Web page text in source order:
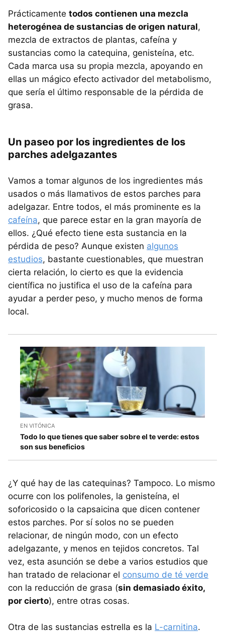
Prácticamente todos contienen una mezcla
heterogénea de sustancias de origen natural,
mezcla de extractos de plantas, cafeína y
sustancias como la catequina, genisteína, etc.
Cada marca usa su propia mezcla, apoyando en
ellas un mágico efecto activador del metabolismo,
que sería el último responsable de la pérdida de
grasa.
Un paseo por los ingredientes de los
parches adelgazantes
Vamos a tomar algunos de los ingredientes más
usados o más llamativos de estos parches para
adelgazar. Entre todos, el más prominente es la
cafeína, que parece estar en la gran mayoría de
ellos. ¿Qué efecto tiene esta sustancia en la
pérdida de peso? Aunque existen algunos
estudios, bastante cuestionables, que muestran
cierta relación, lo cierto es que la evidencia
científica no justifica el uso de la cafeína para
ayudar a perder peso, y mucho menos de forma
local.
EN VITÓNICA
Todo lo que tienes que saber sobre el te verde: estos
son sus beneficios
¿Y qué hay de las catequinas? Tampoco. Lo mismo
ocurre con los polifenoles, la genisteína, el
soforicosido o la capsaicina que dicen contener
estos parches. Por sí solos no se pueden
relacionar, de ningún modo, con un efecto
adelgazante, y menos en tejidos concretos. Tal
vez, esta asunción se debe a varios estudios que
han tratado de relacionar el consumo de té verde
con la reducción de grasa (sin demasiado éxito,
por cierto), entre otras cosas.
Otra de las sustancias estrella es la L-carnitina.